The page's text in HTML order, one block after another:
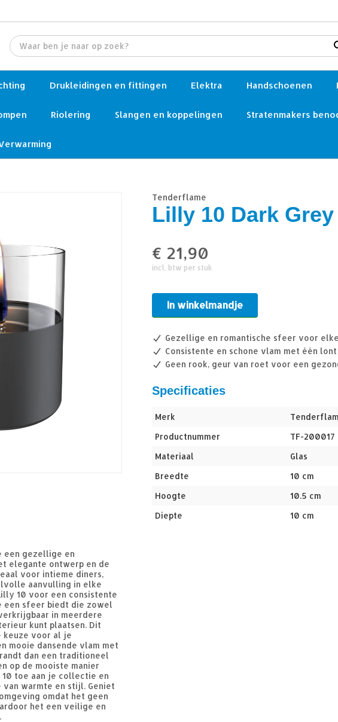
Drukleidingen en fittingen Elektra Handschoenen
Riolering Slangen en koppelingen Stratenmakers
een gezellige en
elegante ontwerp en de
voor intieme diners,
aanvulling in elke
10 voor een consistente
een sfeer biedt die zowel
in meerdere
kunt plaatsen. Dit
keuze voor al je
mooie dansende vlam met
dan een traditioneel
op de mooiste manier
toe aan je collectie en
warmte en stijl. Geniet
omdat het geen
het een veilige en
Tenderflame
Lilly 10 Dark Grey
€ 21,90
incl. btw per stuk
In winkelmandje
Gezellige en romantische sfeer voor
Consistente en schone vlam met één lont
Geen rook, geur van roet voor een
Specificaties
Merk
Productnummer
TF-200017
Materiaal
Glas
Breedte
10 cm
Hoogte
10.5 cm
Diepte
10 cm